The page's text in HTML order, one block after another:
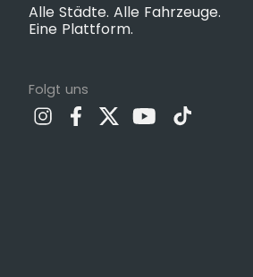
Ausführliche
Fahrercoaching &
Ausreichend Zeit für
Keine Kaution
Keine Terminbindung
NEU: Auf Wunsch
Alle Städte. Alle Fahrzeuge.
Eine Plattform.
Folgt uns